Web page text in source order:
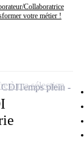
Collaboratrice
votre métier !
CDITemps plein
à ma sélection